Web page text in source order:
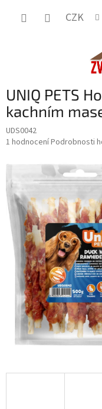
CZK
UNIQ PETS
kachním
UDS0042
Průměrné
produktu
5,0
z
5
hvězdiček.
1 hodnoceníPodrobnosti